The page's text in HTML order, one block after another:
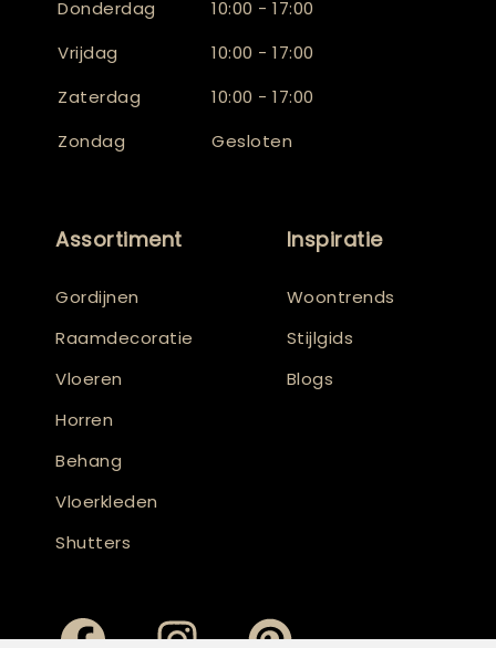
Donderdag
10:00 - 17:00
Vrijdag
10:00 - 17:00
Zaterdag
10:00 - 17:00
Zondag
Gesloten
Assortiment
Gordijnen
Raamdecoratie
Vloeren
Horren
Behang
Vloerkleden
Shutters
Inspiratie
Woontrends
Stijlgids
Blogs